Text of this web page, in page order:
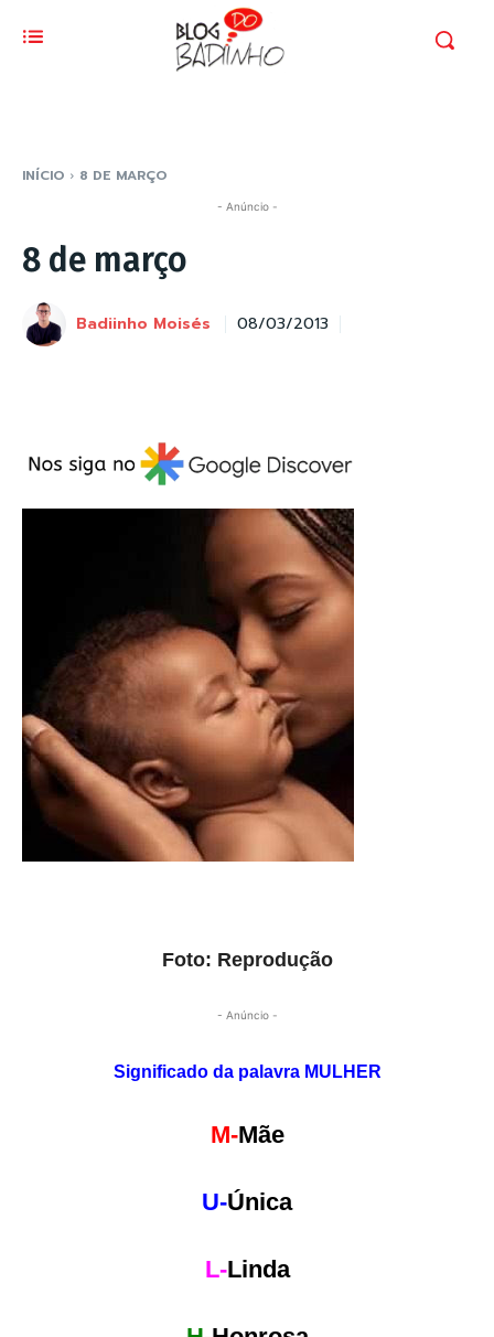
INÍCIO 8 DE MARÇO
- Anúncio -
8 de março
Badiinho Moisés 08/03/2013
Foto: Reprodução
- Anúncio -
Significado da palavra MULHER
M-Mãe
U-Única
L-Linda